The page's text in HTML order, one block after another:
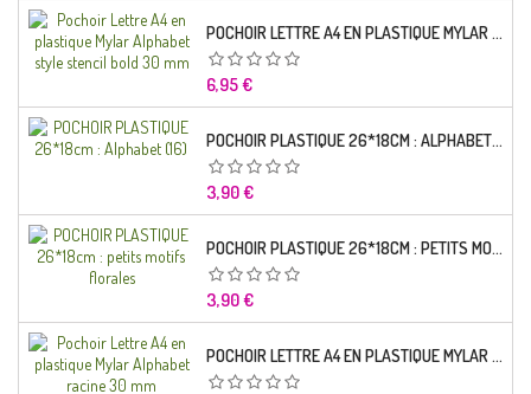
POCHOIR LETTRE A4 EN PLASTIQUE MYLAR ALPHABET STYLE STENCIL BOLD 30 MM
Prix
6,95 €
POCHOIR PLASTIQUE 26*18CM : ALPHABET (16)
Prix
3,90 €
POCHOIR PLASTIQUE 26*18CM : PETITS MOTIFS FLORALES
Prix
3,90 €
POCHOIR LETTRE A4 EN PLASTIQUE MYLAR ALPHABET RACINE 30 MM